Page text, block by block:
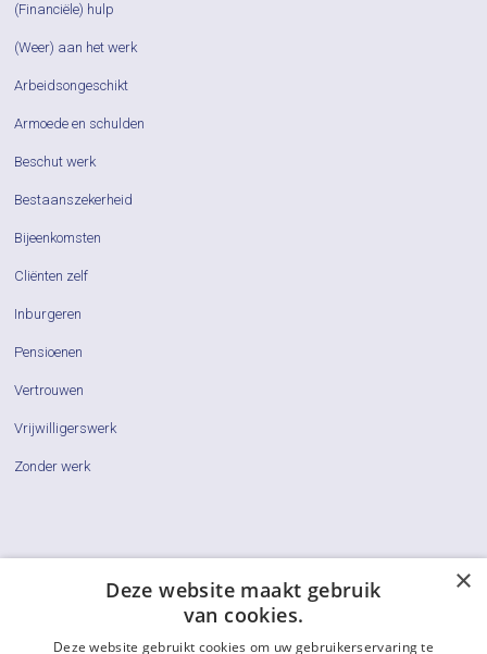
(Financiële) hulp
(Weer) aan het werk
Arbeidsongeschikt
Armoede en schulden
Beschut werk
Bestaanszekerheid
Bijeenkomsten
Cliënten zelf
Inburgeren
Pensioenen
Vertrouwen
Vrijwilligerswerk
Zonder werk
Cliëntenraden
×
Deze website maakt gebruik
van cookies.
Deze website gebruikt cookies om uw gebruikerservaring te